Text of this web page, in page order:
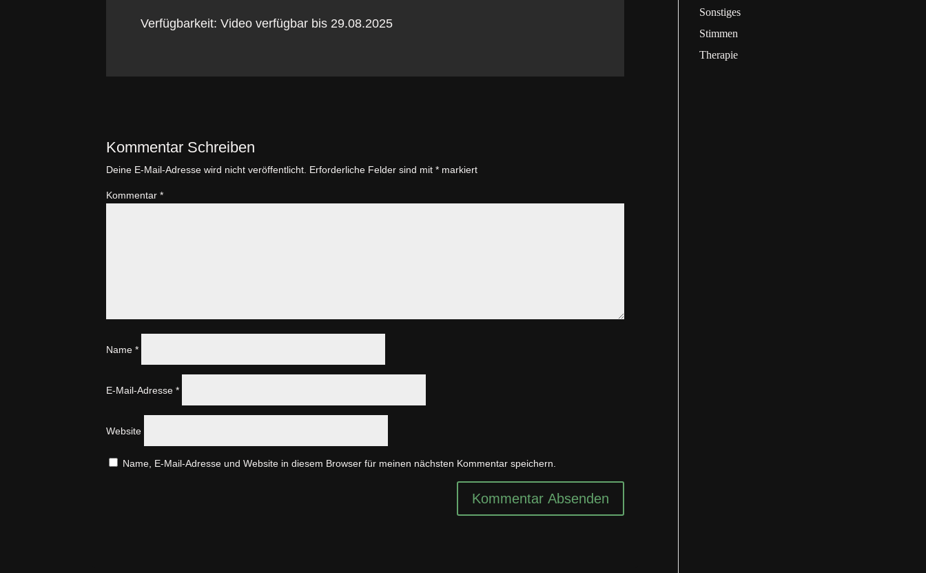
Verfügbarkeit: Video verfügbar bis 29.08.2025
Kommentar Schreiben
Deine E-Mail-Adresse wird nicht veröffentlicht. Erforderliche Felder sind mit* markiert
Kommentar*
Name*
E-Mail-Adresse*
Website
Name, E-Mail-Adresse und Website in diesem Browser für meinen nächsten Kommentar speichern.
Sonstiges
Stimmen
Therapie